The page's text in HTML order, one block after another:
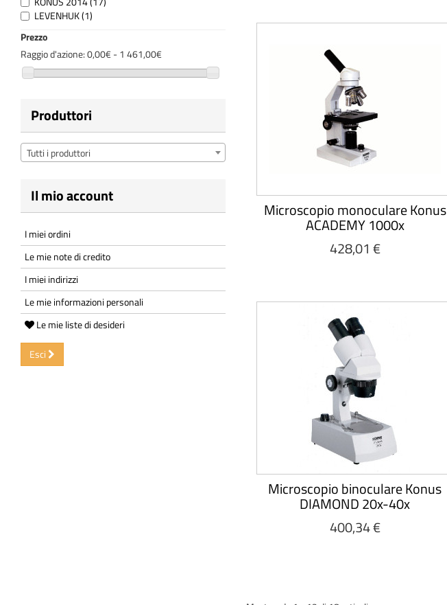
LEVENHUK(1)
Prezzo
Raggio d'azione:0,00€ - 1 461,00€
Produttori
Tutti i produttori
Il mio account
I miei ordini
Le mie note di credito
I miei indirizzi
Le mie informazioni personali
Le mie liste di desideri
Esci
Microscopio monoculare Konus
ACADEMY 1000x
428,01 €
Microscopio binoculare Konus
DIAMOND 20x-40x
400,34 €